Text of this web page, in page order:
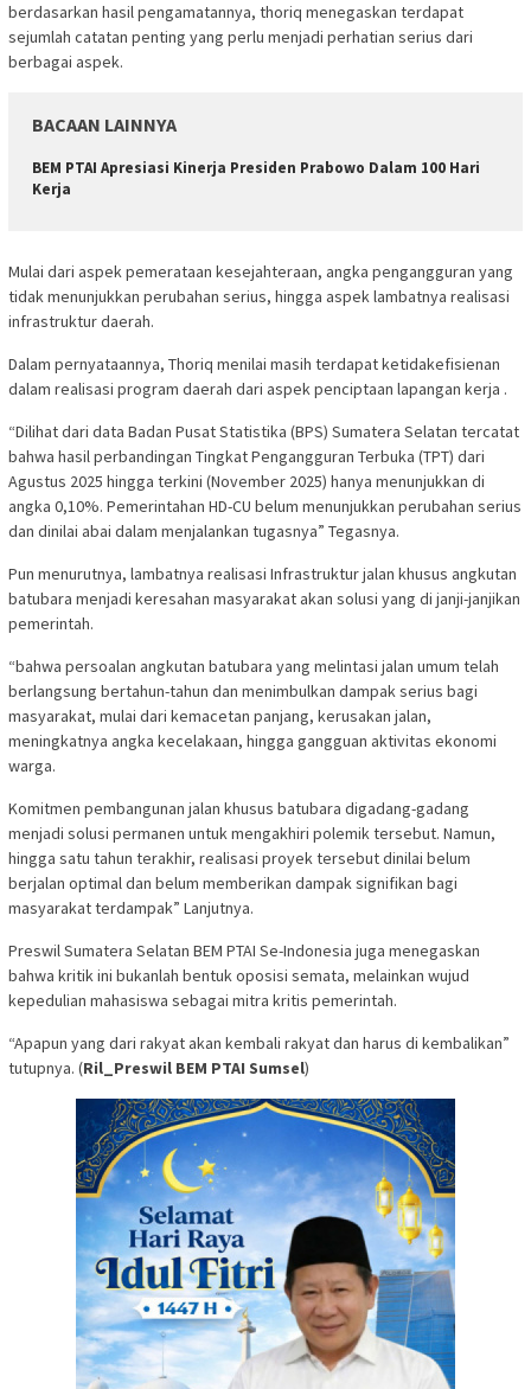
berdasarkan hasil pengamatannya, thoriq menegaskan terdapat
sejumlah catatan penting yang perlu menjadi perhatian serius dari
berbagai aspek.
BACAAN LAINNYA
BEM PTAI Apresiasi Kinerja Presiden Prabowo Dalam 100 Hari
Kerja
Mulai dari aspek pemerataan kesejahteraan, angka pengangguran yang
tidak menunjukkan perubahan serius, hingga aspek lambatnya realisasi
infrastruktur daerah.
Dalam pernyataannya, Thoriq menilai masih terdapat ketidakefisienan
dalam realisasi program daerah dari aspek penciptaan lapangan kerja .
“Dilihat dari data Badan Pusat Statistika (BPS) Sumatera Selatan tercatat
bahwa hasil perbandingan Tingkat Pengangguran Terbuka (TPT) dari
Agustus 2025 hingga terkini (November 2025) hanya menunjukkan di
angka 0,10%. Pemerintahan HD-CU belum menunjukkan perubahan serius
dan dinilai abai dalam menjalankan tugasnya” Tegasnya.
Pun menurutnya, lambatnya realisasi Infrastruktur jalan khusus angkutan
batubara menjadi keresahan masyarakat akan solusi yang di janji-janjikan
pemerintah.
“bahwa persoalan angkutan batubara yang melintasi jalan umum telah
berlangsung bertahun-tahun dan menimbulkan dampak serius bagi
masyarakat, mulai dari kemacetan panjang, kerusakan jalan,
meningkatnya angka kecelakaan, hingga gangguan aktivitas ekonomi
warga.
Komitmen pembangunan jalan khusus batubara digadang-gadang
menjadi solusi permanen untuk mengakhiri polemik tersebut. Namun,
hingga satu tahun terakhir, realisasi proyek tersebut dinilai belum
berjalan optimal dan belum memberikan dampak signifikan bagi
masyarakat terdampak” Lanjutnya.
Preswil Sumatera Selatan BEM PTAI Se-Indonesia juga menegaskan
bahwa kritik ini bukanlah bentuk oposisi semata, melainkan wujud
kepedulian mahasiswa sebagai mitra kritis pemerintah.
“Apapun yang dari rakyat akan kembali rakyat dan harus di kembalikan”
tutupnya. (Ril_Preswil BEM PTAI Sumsel)